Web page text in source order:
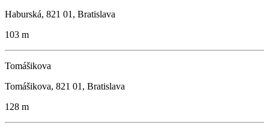
Haburská, 821 01, Bratislava
103 m
Tomášikova
Tomášikova, 821 01, Bratislava
128 m